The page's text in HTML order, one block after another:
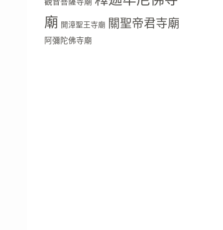
廟 開漳聖王寺廟 關聖帝君寺廟
阿彌陀佛寺廟